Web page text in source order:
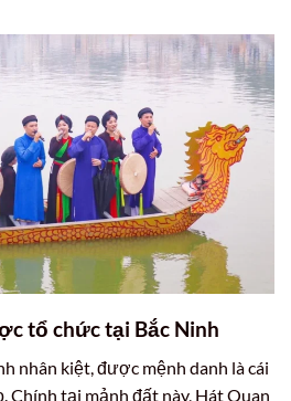
tổ chức tại Bắc Ninh
nhân kiệt, được mệnh danh là cái
Chính tại mảnh đất này, Hát Quan